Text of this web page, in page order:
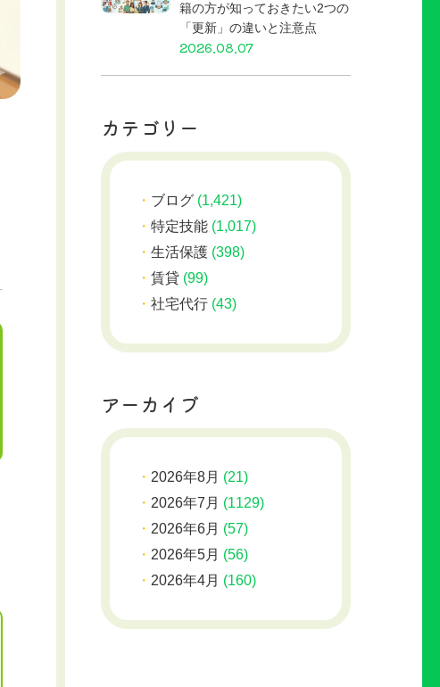
籍の方が知っておきたい2つの
「更新」の違いと注意点
2026.08.07
カテゴリー
ブログ (1,421)
特定技能 (1,017)
生活保護 (398)
賃貸 (99)
社宅代行 (43)
アーカイブ
2026年8月 (21)
2026年7月 (1129)
2026年6月 (57)
2026年5月 (56)
2026年4月 (160)